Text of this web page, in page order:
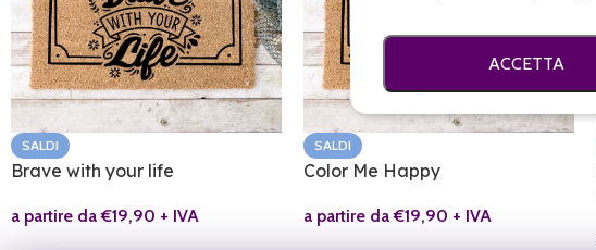
SALDI
Brave with your life
a partire da€19,90 + IVA
SALDI
Color Me Happy
a partire da€19,90 + IVA
ACCETTA